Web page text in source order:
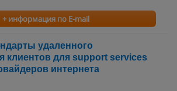
+ информация по E-mail
удаленного
клиентов для support services
интернета